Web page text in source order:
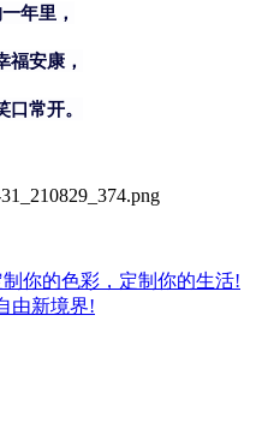
年里，
福安康，
常开。
制你的色彩，定制你的生活!
由新境界!